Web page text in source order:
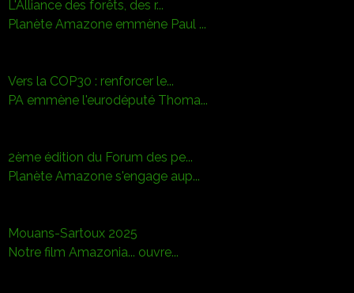
L'Alliance des forêts, des r...
Planète Amazone emmène Paul ...
Vers la COP30 : renforcer le...
PA emmène l'eurodéputé Thoma...
2ème édition du Forum des pe...
Planète Amazone s'engage aup...
Mouans-Sartoux 2025
Notre film Amazonia... ouvre...